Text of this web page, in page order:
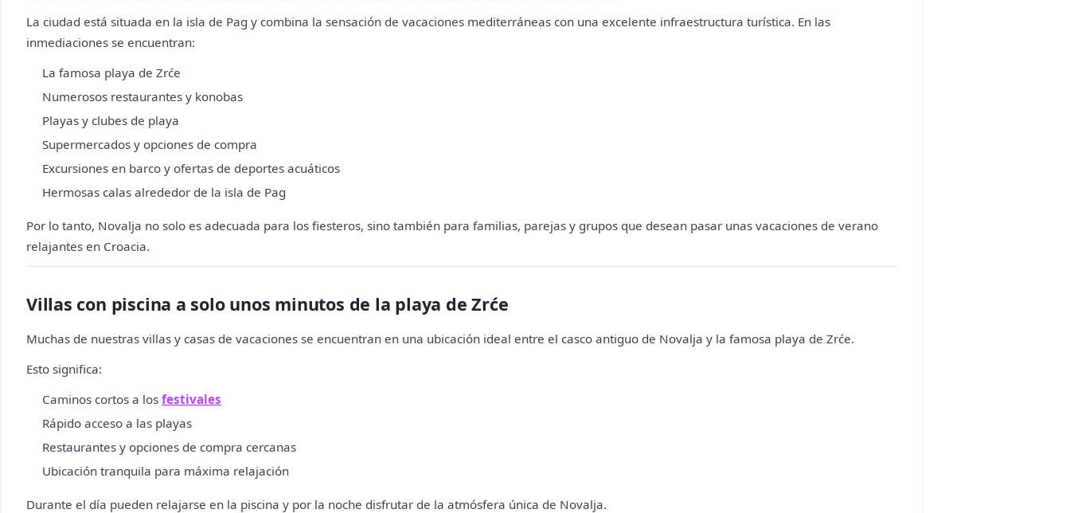
La ciudad está situada en la isla de Pag y combina la sensación de vacaciones mediterráneas con una excelente infraestructura turística. En las
inmediaciones se encuentran:
La famosa playa de Zrće
Numerosos restaurantes y konobas
Playas y clubes de playa
Supermercados y opciones de compra
Excursiones en barco y ofertas de deportes acuáticos
Hermosas calas alrededor de la isla de Pag
Por lo tanto, Novalja no solo es adecuada para los fiesteros, sino también para familias, parejas y grupos que desean pasar unas vacaciones de verano
relajantes en Croacia.
Villas con piscina a solo unos minutos de la playa de Zrće
Muchas de nuestras villas y casas de vacaciones se encuentran en una ubicación ideal entre el casco antiguo de Novalja y la famosa playa de Zrće.
Esto significa:
Caminos cortos a los festivales
Rápido acceso a las playas
Restaurantes y opciones de compra cercanas
Ubicación tranquila para máxima relajación
Durante el día pueden relajarse en la piscina y por la noche disfrutar de la atmósfera única de Novalja.